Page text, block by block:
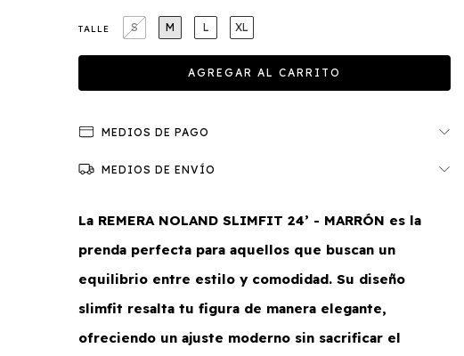
TALLE S M L XL
MEDIOS DE PAGO
MEDIOS DE ENVÍO
La REMERA NOLAND SLIMFIT 24’ - MARRÓN es la
prenda perfecta para aquellos que buscan un
equilibrio entre estilo y comodidad. Su diseño
slimfit resalta tu figura de manera elegante,
ofreciendo un ajuste moderno sin sacrificar el